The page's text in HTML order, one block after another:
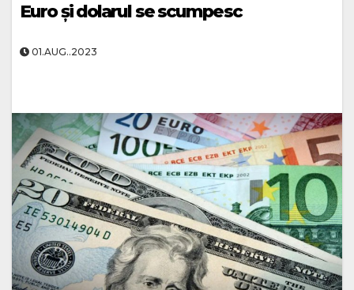
Euro și dolarul se scumpesc
01.AUG..2023